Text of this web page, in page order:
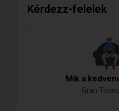
Kérdezz-felelek
Mik a
Gran